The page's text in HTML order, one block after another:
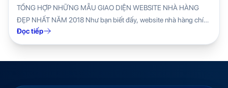
TỔNG HỢP NHỮNG MẪU GIAO DIỆN WEBSITE NHÀ HÀNG
ĐẸP NHẤT NĂM 2018 Như bạn biết đấy, website nhà hàng chính
là một hình ảnh thu...
Đọc tiếp